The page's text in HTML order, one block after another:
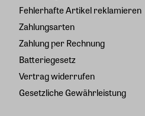
Fehlerhafte Artikel reklamieren
Zahlungsarten
Zahlung per Rechnung
Batteriegesetz
Vertrag widerrufen
Gesetzliche Gewährleistung